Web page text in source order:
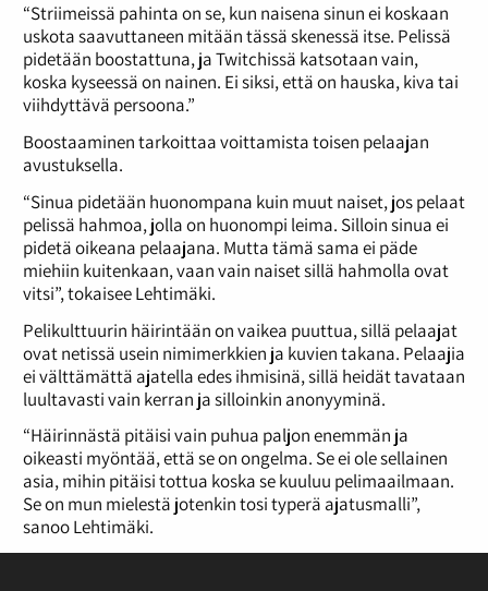
“Striimeissä pahinta on se, kun naisena sinun ei koskaan
uskota saavuttaneen mitään tässä skenessä itse. Pelissä
pidetään boostattuna, ja Twitchissä katsotaan vain,
koska kyseessä on nainen. Ei siksi, että on hauska, kiva tai
viihdyttävä persoona.”
Boostaaminen tarkoittaa voittamista toisen pelaajan
avustuksella.
“Sinua pidetään huonompana kuin muut naiset, jos pelaat
pelissä hahmoa, jolla on huonompi leima. Silloin sinua ei
pidetä oikeana pelaajana. Mutta tämä sama ei päde
miehiin kuitenkaan, vaan vain naiset sillä hahmolla ovat
vitsi”, tokaisee Lehtimäki.
Pelikulttuurin häirintään on vaikea puuttua, sillä pelaajat
ovat netissä usein nimimerkkien ja kuvien takana. Pelaajia
ei välttämättä ajatella edes ihmisinä, sillä heidät tavataan
luultavasti vain kerran ja silloinkin anonyyminä.
“Häirinnästä pitäisi vain puhua paljon enemmän ja
oikeasti myöntää, että se on ongelma. Se ei ole sellainen
asia, mihin pitäisi tottua koska se kuuluu pelimaailmaan.
Se on mun mielestä jotenkin tosi typerä ajatusmalli”,
sanoo Lehtimäki.